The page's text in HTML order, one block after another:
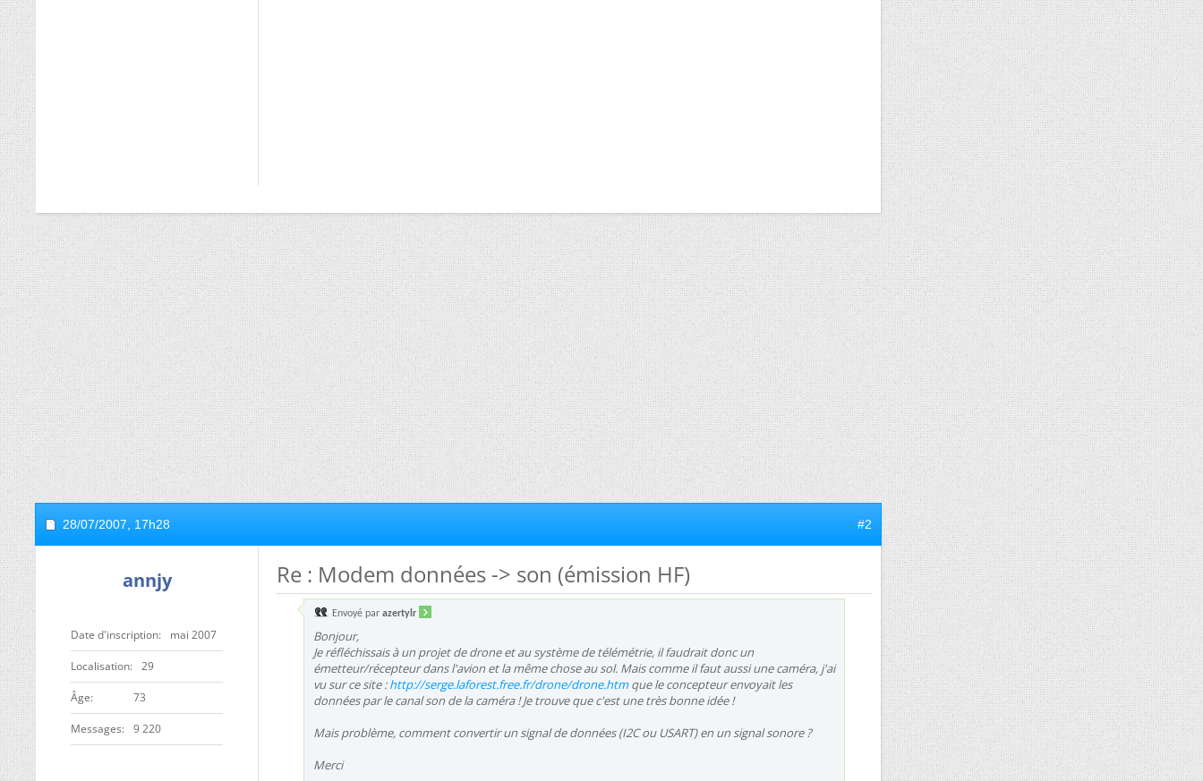
28/07/2007, 17h28 #2
annjy
Date d'inscription mai 2007
Localisation 29
ge 73
Messages 9 220
Re : Modem données -> son (émission HF)
Envoyé par azertylr
Bonjour,
Je réfléchissais à un projet de drone et au système de télémétrie, il faudrait donc un
émetteur/récepteur dans l'avion et la même chose au sol. Mais comme il faut aussi une caméra, j'ai
vu sur ce site :http://serge.laforest.free.fr/drone/drone.htmque le concepteur envoyait les
données par le canal son de la caméra ! Je trouve que c'est une très bonne idée !
Mais problème, comment convertir un signal de données (I2C ou USART) en un signal sonore ?
Merci